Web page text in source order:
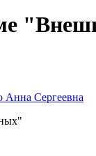
Анна Сергеевна